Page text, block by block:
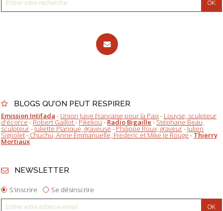
BLOGS QU'ON PEUT RESPIRER
Emission Intifada - Union Juive Française pour la Paix- Louyse, sculpteur
d'écorce-Robert Gaillot-Pikekou-Radio Bigaille-Stéphane Beau,
sculpteur-Juliette Planque, graveuse-Philippe Roux, graveur-Julien
Signolet-Chuchu, Anne Emmanuelle, Frederic et Mike le Rouge-Thierry
Mortiaux
NEWSLETTER
S'inscrire Se désinscrire